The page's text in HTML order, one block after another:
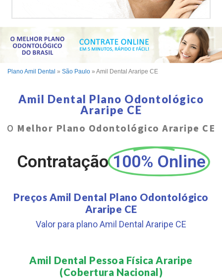
Plano Amil Dental » São Paulo » Amil Dental Araripe CE
Amil Dental Plano Odontológico
Araripe CE
O Melhor Plano Odontológico Araripe CE
Contratação 100% Online
Preços Amil Dental Plano Odontológico
Araripe CE
Valor para plano Amil Dental Araripe CE
Amil Dental Pessoa Física Araripe
(Cobertura Nacional)​